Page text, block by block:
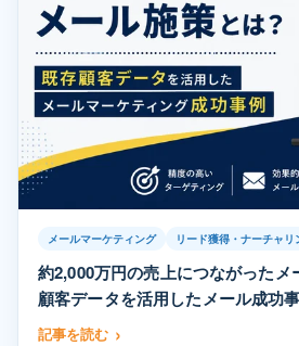
メールマーケティング リード獲得・ナーチャリ
約2,000万円の売上につながったメ
顧客データを活用したメール成功
記事を読む